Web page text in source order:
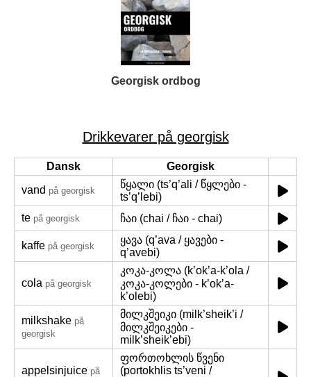
Georgisk ordbog
Drikkevarer på georgisk
Dansk
Georgisk
vand på georgisk
წყალი (ts’q’ali / წყლები -
ts’q’lebi)
te på georgisk ჩაი (chai / ჩაი - chai)
kaffe på georgisk
ყავა (q’ava / ყავები -
q’avebi)
cola på georgisk
კოკა-კოლა (k’ok’a-k’ola /
კოკა-კოლები - k’ok’a-
k’olebi)
milkshake på
georgisk
მილკშეიკი (milk’sheik’i /
მილკშეიკები -
milk’sheik’ebi)
appelsinjuice på
ფორთოხლის წვენი
(portokhlis ts’veni /